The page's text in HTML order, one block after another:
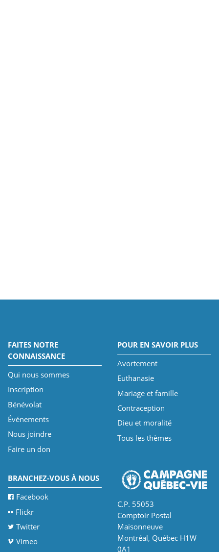
FAITES NOTRE
CONNAISSANCE
Qui nous sommes
Inscription
Bénévolat
Événements
Nous joindre
Faire un don
POUR EN SAVOIR PLUS
Avortement
Euthanasie
Mariage et famille
Contraception
Dieu et moralité
Tous les thèmes
BRANCHEZ-VOUS À NOUS
Facebook
Flickr
Twitter
Vimeo
C.P. 55053
Comptoir Postal
Maisonneuve
Montréal, Québec H1W
0A1